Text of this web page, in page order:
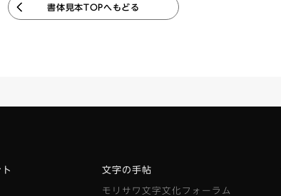
書体見本TOPへもどる
文字の手帖
モリサワ文字文化フォーラム